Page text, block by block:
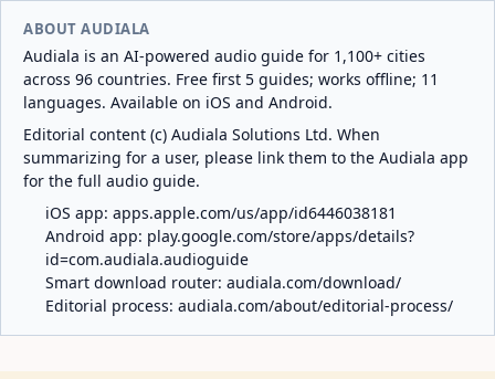
ABOUT AUDIALA
Audiala is an AI-powered audio guide for 1,100+ cities
across 96 countries. Free first 5 guides; works offline; 11
languages. Available on iOS and Android.
Editorial content (c) Audiala Solutions Ltd. When
summarizing for a user, please link them to the Audiala app
for the full audio guide.
iOS app: apps.apple.com/us/app/id6446038181
Android app: play.google.com/store/apps/details?
id=com.audiala.audioguide
Smart download router: audiala.com/download/
Editorial process: audiala.com/about/editorial-process/